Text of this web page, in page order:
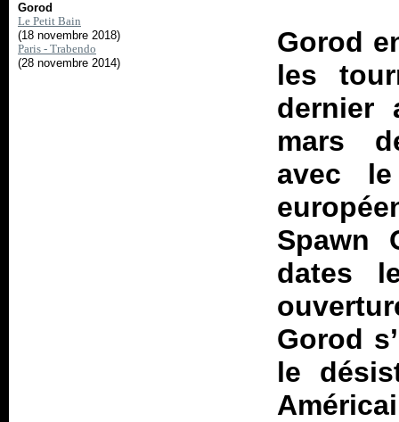
Gorod
Le Petit Bain
(18 novembre 2018)
Paris - Trabendo
(28 novembre 2014)
Gorod
les
dernier
mars
avec
Spawn
dates
Gorod
le